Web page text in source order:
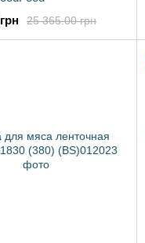
25 365.00 грн